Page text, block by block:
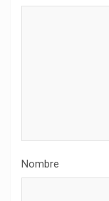
Nombre